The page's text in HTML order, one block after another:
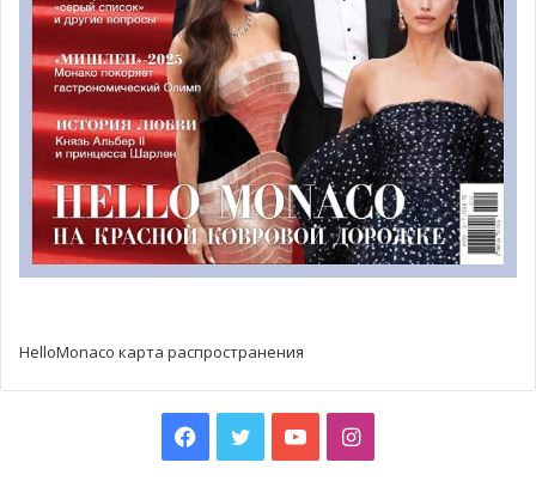
HelloMonaco карта распространения
Facebook
TwitterYouTubeInstagram